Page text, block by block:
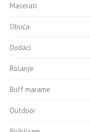
Maserati
Obuća
Dodaci
Rolanje
Buff marame
Outdoor